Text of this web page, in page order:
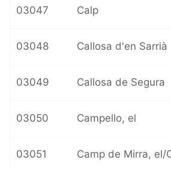
03047 Calp
03048 Callosa d'en Sarrià
03049 Callosa de Segura
03050 Campello, el
03051 Camp de Mirra, el/